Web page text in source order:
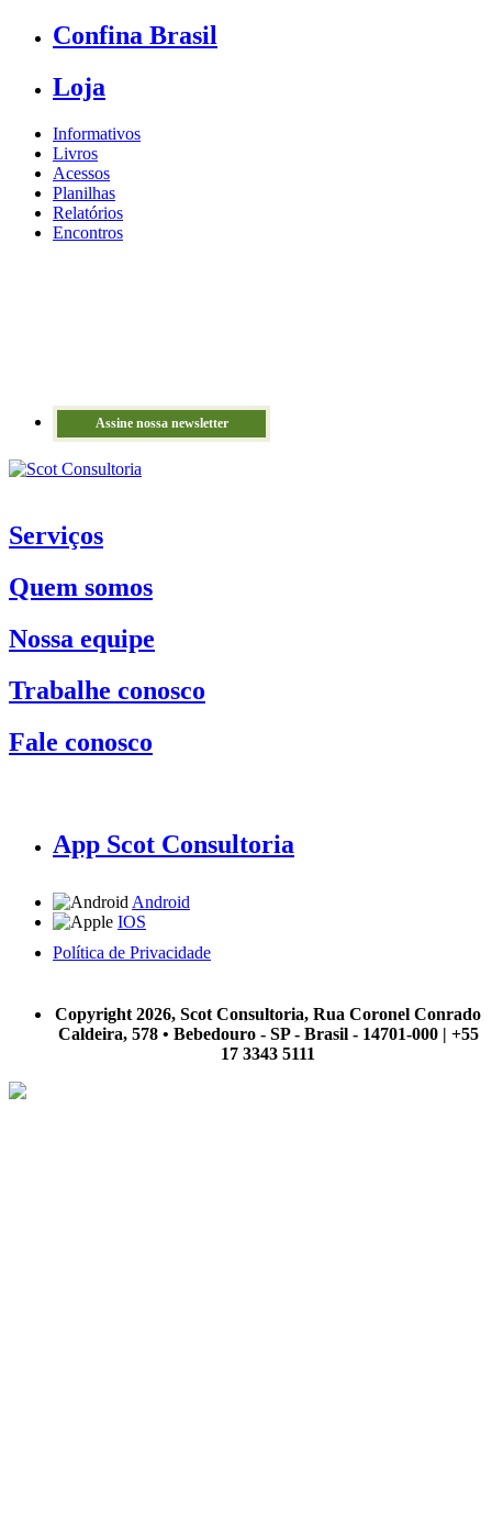
Confina Brasil
Loja
Informativos
Livros
Acessos
Planilhas
Relatórios
Encontros
Assine nossa newsletter
Serviços
Quem somos
Nossa equipe
Trabalhe conosco
Fale conosco
App Scot Consultoria
Android
IOS
Política de Privacidade
Copyright 2026, Scot Consultoria, Rua Coronel Conrado
Caldeira, 578 • Bebedouro - SP - Brasil - 14701-000 | +55
17 3343 5111